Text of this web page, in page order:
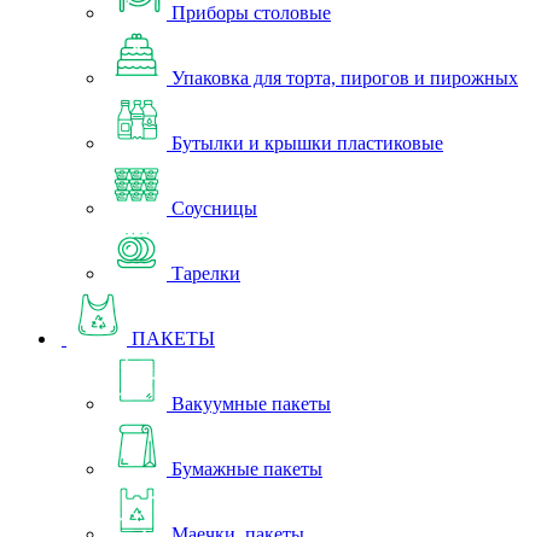
Приборы столовые
Упаковка для торта, пирогов и пирожных
Бутылки и крышки пластиковые
Соусницы
Тарелки
ПАКЕТЫ
Вакуумные пакеты
Бумажные пакеты